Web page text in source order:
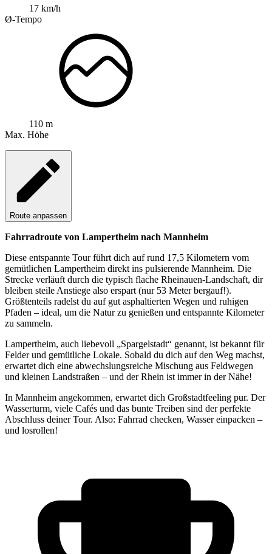
17 km/h
Ø-Tempo
110 m
Max. Höhe
Route anpassen
Fahrradroute von Lampertheim nach Mannheim
Diese entspannte Tour führt dich auf rund 17,5 Kilometern vom
gemütlichen Lampertheim direkt ins pulsierende Mannheim. Die
Strecke verläuft durch die typisch flache Rheinauen-Landschaft, dir
bleiben steile Anstiege also erspart (nur 53 Meter bergauf!).
Größtenteils radelst du auf gut asphaltierten Wegen und ruhigen
Pfaden – ideal, um die Natur zu genießen und entspannte Kilometer
zu sammeln.
Lampertheim, auch liebevoll „Spargelstadt“ genannt, ist bekannt für
Felder und gemütliche Lokale. Sobald du dich auf den Weg machst,
erwartet dich eine abwechslungsreiche Mischung aus Feldwegen
und kleinen Landstraßen – und der Rhein ist immer in der Nähe!
In Mannheim angekommen, erwartet dich Großstadtfeeling pur. Der
Wasserturm, viele Cafés und das bunte Treiben sind der perfekte
Abschluss deiner Tour. Also: Fahrrad checken, Wasser einpacken –
und losrollen!